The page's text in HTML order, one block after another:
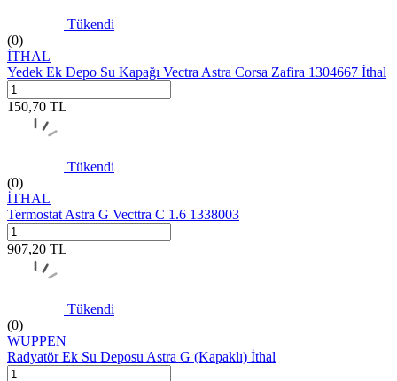
Tükendi
(0)
İTHAL
Yedek Ek Depo Su Kapağı Vectra Astra Corsa Zafira 1304667 İthal
150,70 TL
Tükendi
(0)
İTHAL
Termostat Astra G Vecttra C 1.6 1338003
907,20 TL
Tükendi
(0)
WUPPEN
Radyatör Ek Su Deposu Astra G (Kapaklı) İthal